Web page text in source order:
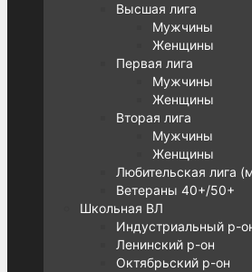
Высшая лига
Мужчины
Женщины
Первая лига
Мужчины
Женщины
Вторая лига
Мужчины
Женщины
Любительская лига
Ветераны 40+/50+
Школьная ВЛ
Индустриальный р-
Ленинский р-он
Октябрьский р-он